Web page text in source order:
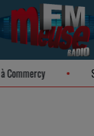
Commercy